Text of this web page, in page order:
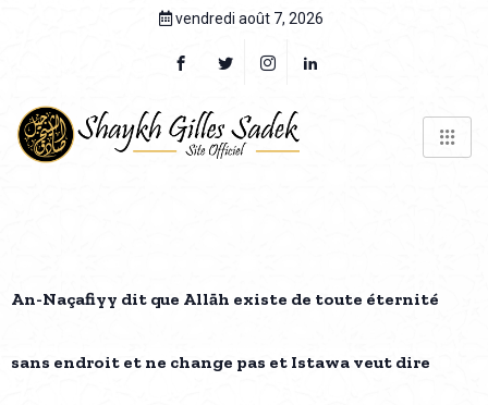
vendredi août 7, 2026
An-Naçafiyy dit que Allāh existe de toute éternité
sans endroit et ne change pas et Istawa veut dire